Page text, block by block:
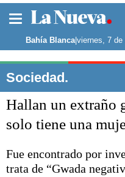
Noticias
Deportes
Bahía Blanca|viernes, 7 de
Sociedad.
Hallan un extraño
solo tiene una
Fue encontrado por
trata de “Gwada